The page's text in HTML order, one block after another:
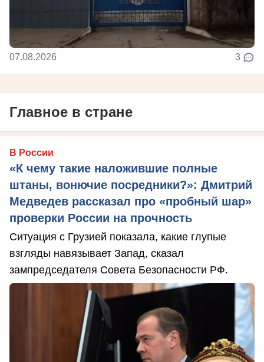
07.08.2026 3
Главное в стране
В России
«К чему такие наложившие полные
штаны, вонючие посредники?»: Дмитрий
Медведев рассказал про «пробный шар»
проверки России на прочность
Ситуация с Грузией показала, какие глупые
взгляды навязывает Запад, сказал
зампредседателя Совета Безопасности РФ.